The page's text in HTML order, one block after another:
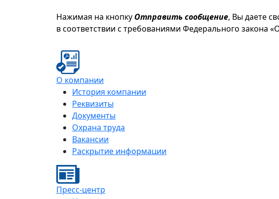
Нажимая на кнопку Отправить сообщение, Вы даете
в соответствии с требованиями Федерального закона
О компании
История компании
Реквизиты
Документы
Охрана труда
Вакансии
Раскрытие информации
Пресс-центр